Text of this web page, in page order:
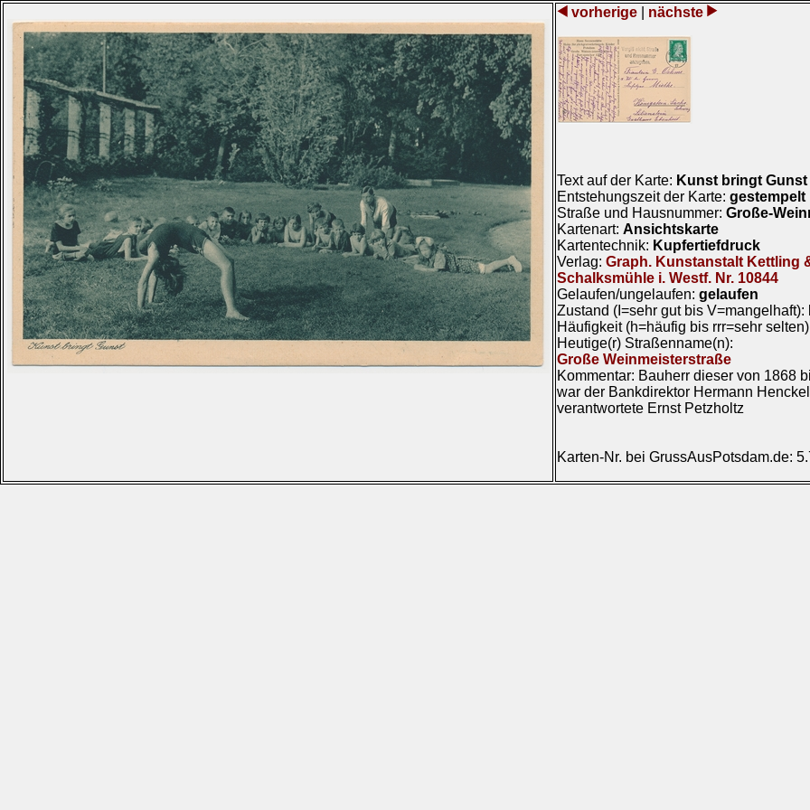
vorherige nächste
Text auf der Karte: Kunst bringt Gunst
Entstehungszeit der Karte: gestempelt
Straße und Hausnummer: Große-
Kartenart: Ansichtskarte
Kartentechnik: Kupfertiefdruck
Verlag: Graph. Kunstanstalt Kettling
Schalksmühle i. Westf. Nr. 10844
Gelaufen/ungelaufen: gelaufen
Zustand (I=sehr gut bis V=mangelhaft):
Häufigkeit (h=häufig bis rrr=sehr
Heutige(r) Straßenname(n):
Große Weinmeisterstraße
Kommentar: Bauherr dieser von 1868
war der Bankdirektor Hermann
verantwortete Ernst Petzholtz
Karten-Nr. bei GrussAusPotsdam.de: